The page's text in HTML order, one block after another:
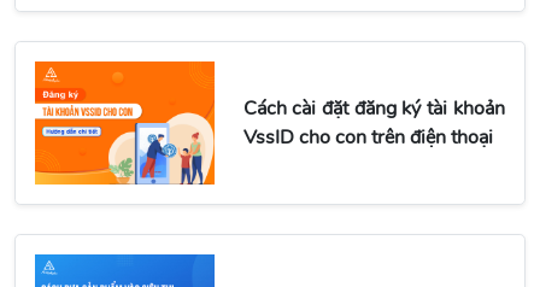
Cách cài đặt đăng ký tài khoản
VssID cho con trên điện thoại